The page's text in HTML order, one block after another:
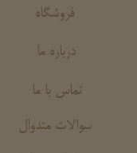
فروشگاه
درباره ما
تماس با ما
سوالات متدوال